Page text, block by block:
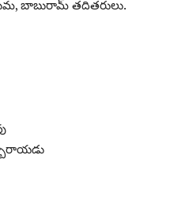
బాబురామ్ తదితరులు.